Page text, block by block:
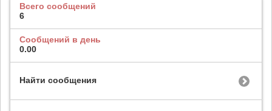
Всего сообщений
6
Сообщений в день
0.00
Найти сообщения